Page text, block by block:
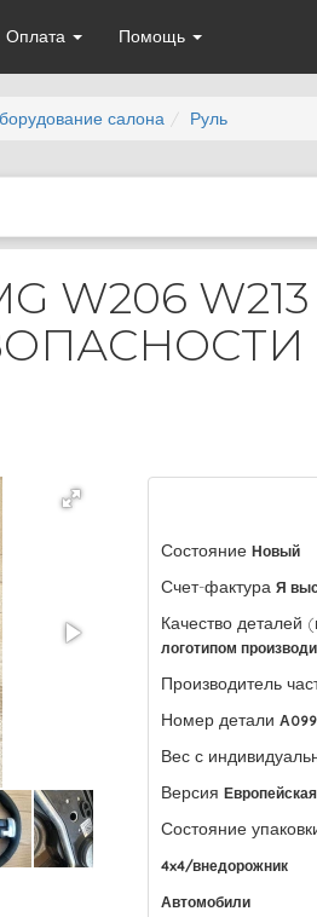
Оплата Помощь
салона Руль
W206
Состояние Новый
Счет-фактура Я
Качество
логотипом
Производитель
Номер детали
Вес с
Версия Европейская
Состояние
4x4/внедорожник
Автомобили